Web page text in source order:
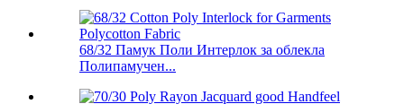
68/32 Памук Поли Интерлок за облекла
Полипамучен...